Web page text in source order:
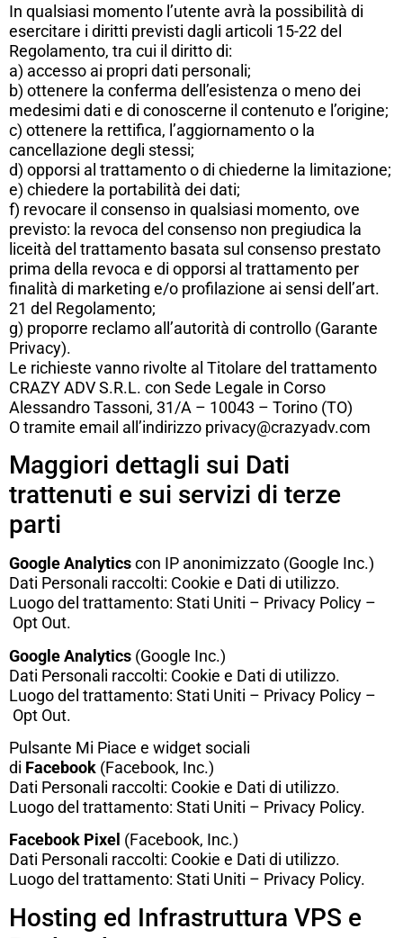
In qualsiasi momento l’utente avrà la possibilità di
esercitare i diritti previsti dagli articoli 15-22 del
Regolamento, tra cui il diritto di:
a) accesso ai propri dati personali;
b) ottenere la conferma dell’esistenza o meno dei
medesimi dati e di conoscerne il contenuto e l’origine;
c) ottenere la rettifica, l’aggiornamento o la
cancellazione degli stessi;
d) opporsi al trattamento o di chiederne la limitazione;
e) chiedere la portabilità dei dati;
f) revocare il consenso in qualsiasi momento, ove
previsto: la revoca del consenso non pregiudica la
liceità del trattamento basata sul consenso prestato
prima della revoca e di opporsi al trattamento per
finalità di marketing e/o profilazione ai sensi dell’art.
21 del Regolamento;
g) proporre reclamo all’autorità di controllo (Garante
Privacy).
Le richieste vanno rivolte al Titolare del trattamento
CRAZY ADV S.R.L. con Sede Legale in Corso
Alessandro Tassoni, 31/A – 10043 – Torino (TO)
O tramite email all’indirizzo privacy@crazyadv.com
Maggiori dettagli sui Dati
trattenuti e sui servizi di terze
parti
Google Analyticscon IP anonimizzato (Google Inc.)
Dati Personali raccolti: Cookie e Dati di utilizzo.
Luogo del trattamento: Stati Uniti – Privacy Policy –
Opt Out.
Google Analytics (Google Inc.)
Dati Personali raccolti: Cookie e Dati di utilizzo.
Luogo del trattamento: Stati Uniti – Privacy Policy –
Opt Out.
Pulsante Mi Piace e widget sociali
di Facebook (Facebook, Inc.)
Dati Personali raccolti: Cookie e Dati di utilizzo.
Luogo del trattamento: Stati Uniti – Privacy Policy.
Facebook Pixel (Facebook, Inc.)
Dati Personali raccolti: Cookie e Dati di utilizzo.
Luogo del trattamento: Stati Uniti – Privacy Policy.
Hosting ed Infrastruttura VPS e